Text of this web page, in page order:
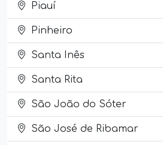
Piauí
Pinheiro
Santa Inês
Santa Rita
São João do Sóter
São José de Ribamar